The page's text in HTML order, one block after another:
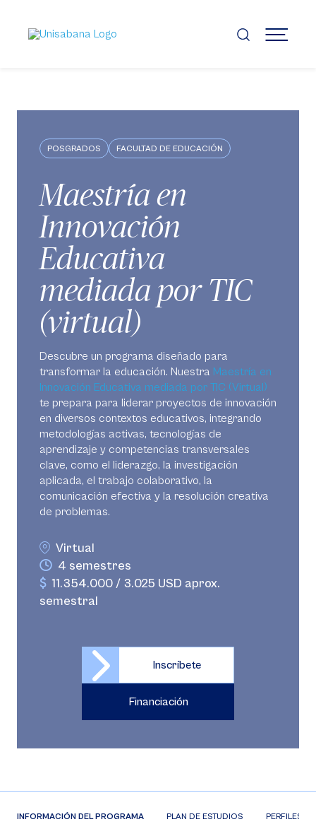
contenido
principal
MENÚ
POSGRADOS FACULTAD DE EDUCACIÓN
Maestría en
Innovación
Educativa
mediada por TIC
(virtual)
Descubre un programa diseñado para
transformar la educación. Nuestra Maestría en
Innovación Educativa mediada por TIC (Virtual)
te prepara para liderar proyectos de innovación
en diversos contextos educativos, integrando
metodologías activas, tecnologías de
aprendizaje y competencias transversales
clave, como el liderazgo, la investigación
aplicada, el trabajo colaborativo, la
comunicación efectiva y la resolución creativa
de problemas.
4 semestres
Virtual
11.354.000 / 3.025 USD aprox.
semestral
Inscríbete
Financiación
INFORMACIÓN DEL PROGRAMA PLAN DE ESTUDIOS PERFILES